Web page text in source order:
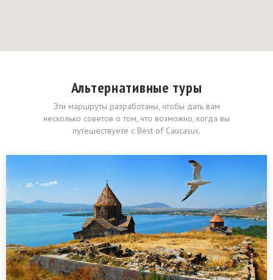
Альтернативные туры
Эти маршруты разработаны, чтобы дать вам
несколько советов о том, что возможно, когда вы
путешествуете с Best of Caucasus.